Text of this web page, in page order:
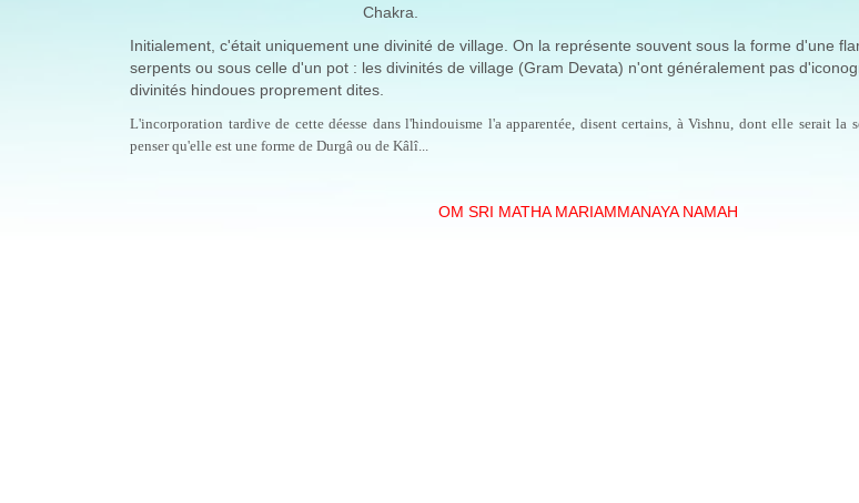
Chakra.
Initialement, c'était uniquement une divinité de village. On la représente souvent sous la forme d'une
serpents ou sous celle d'un pot : les divinités de village (Gram Devata) n'ont généralement pas
divinités hindoues proprement dites.
L'incorporation tardive de cette déesse dans l'hindouisme l'a apparentée, disent certains, à Vishnu, dont elle serait la
penser qu'elle est une forme de Durgâ ou de Kâlî...
OM SRI MATHA MARIAMMANAYA NAMAH